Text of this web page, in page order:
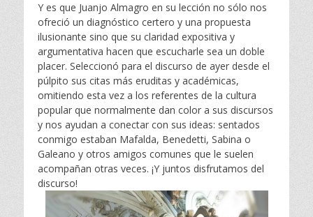
Y es que Juanjo Almagro en su lección no sólo nos
ofreció un diagnóstico certero y una propuesta
ilusionante sino que su claridad expositiva y
argumentativa hacen que escucharle sea un doble
placer. Seleccionó para el discurso de ayer desde el
púlpito sus citas más eruditas y académicas,
omitiendo esta vez a los referentes de la cultura
popular que normalmente dan color a sus discursos
y nos ayudan a conectar con sus ideas: sentados
conmigo estaban Mafalda, Benedetti, Sabina o
Galeano y otros amigos comunes que le suelen
acompañan otras veces. ¡Y juntos disfrutamos del
discurso!